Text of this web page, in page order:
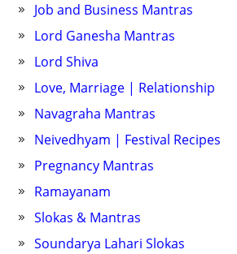
Job and Business Mantras
Lord Ganesha Mantras
Lord Shiva
Love, Marriage | Relationship
Navagraha Mantras
Neivedhyam | Festival Recipes
Pregnancy Mantras
Ramayanam
Slokas & Mantras
Soundarya Lahari Slokas